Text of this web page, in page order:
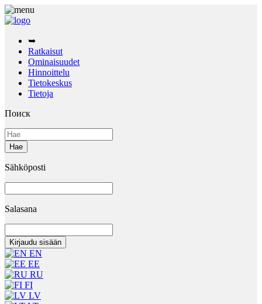
➥
Ratkaisut
Ominaisuudet
Hinnoittelu
Tietokeskus
Tietoja
Поиск
Sähköposti
Salasana
EN
EE
RU
FI
LV